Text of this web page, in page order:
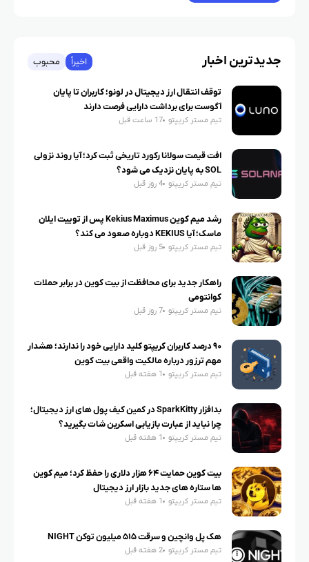
جدیدترین اخبار اخیراً محبوب
توقف انتقال ارز دیجیتال در لونو؛ کاربران تا پایان
آگوست برای برداشت دارایی فرصت دارند
تیم مستر کریپتو 17 ساعت قبل
افت قیمت سولانا رکورد تاریخی ثبت کرد؛ آیا روند نزولی
SOL به پایان نزدیک می شود؟
تیم مستر کریپتو 4 روز قبل
رشد میم کوین Kekius Maximus پس از توییت ایلان
ماسک؛ آیا KEKIUS دوباره صعود می کند؟
تیم مستر کریپتو 5 روز قبل
راهکار جدید برای محافظت از بیت کوین در برابر حملات
کوانتومی
تیم مستر کریپتو 7 روز قبل
۹۰ درصد کاربران کریپتو کلید دارایی خود را ندارند؛ هشدار
مهم ترزور درباره مالکیت واقعی بیت کوین
تیم مستر کریپتو 1 هفته قبل
بدافزار SparkKitty در کمین کیف پول های ارز دیجیتال؛
چرا نباید از عبارت بازیابی اسکرین شات بگیرید؟
تیم مستر کریپتو 1 هفته قبل
بیت کوین حمایت ۶۴ هزار دلاری را حفظ کرد؛ میم کوین
ها ستاره های جدید بازار ارز دیجیتال
تیم مستر کریپتو 1 هفته قبل
هک پل وانچین و سرقت ۵۱۵ میلیون توکن NIGHT
تیم مستر کریپتو 2 هفته قبل